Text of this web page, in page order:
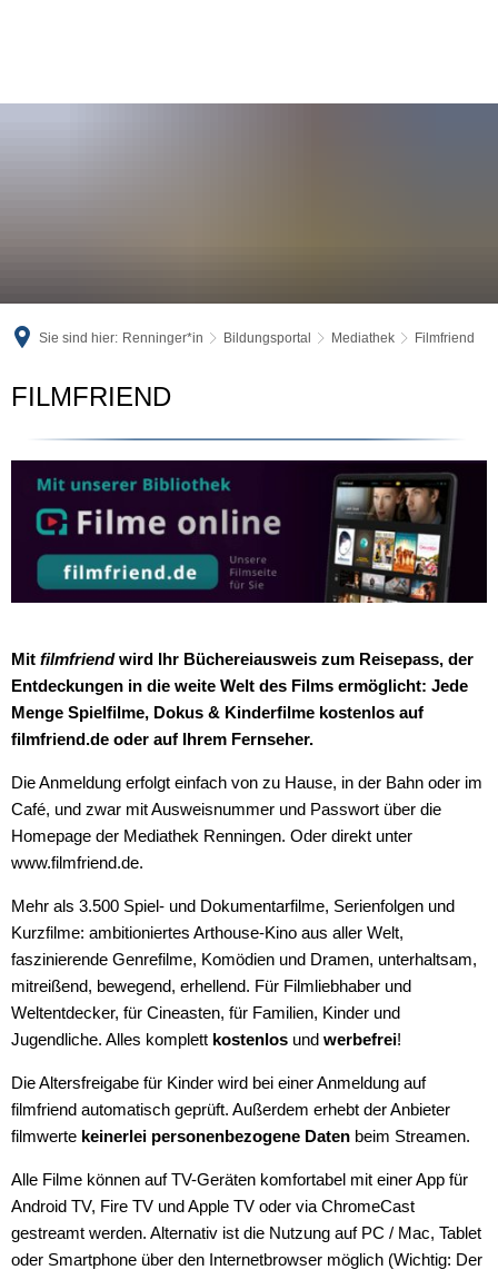
Sie sind hier: Renninger*in Bildungsportal Mediathek Filmfriend
Filmfriend
FILMFRIEND
Mit filmfriendwird Ihr Büchereiausweis zum Reisepass, der
Entdeckungen in die weite Welt des Films ermöglicht: Jede
Menge Spielfilme, Dokus & Kinderfilme kostenlos auf
filmfriend.de oder auf Ihrem Fernseher.
Die Anmeldung erfolgt einfach von zu Hause, in der Bahn oder im
Café, und zwar mit Ausweisnummer und Passwort über die
Homepage der Mediathek Renningen. Oder direkt unter
www.filmfriend.de.
Mehr als 3.500 Spiel- und Dokumentarfilme, Serienfolgen und
Kurzfilme: ambitioniertes Arthouse-Kino aus aller Welt,
faszinierende Genrefilme, Komödien und Dramen, unterhaltsam,
mitreißend, bewegend, erhellend. Für Filmliebhaber und
Weltentdecker, für Cineasten, für Familien, Kinder und
Jugendliche. Alles komplett kostenlos und werbefrei!
Die Altersfreigabe für Kinder wird bei einer Anmeldung auf
filmfriend automatisch geprüft. Außerdem erhebt der Anbieter
filmwerte keinerlei personenbezogene Daten beim Streamen.
Alle Filme können auf TV-Geräten komfortabel mit einer App für
Android TV, Fire TV und Apple TV oder via ChromeCast
gestreamt werden. Alternativ ist die Nutzung auf PC / Mac, Tablet
oder Smartphone über den Internetbrowser möglich (Wichtig: Der